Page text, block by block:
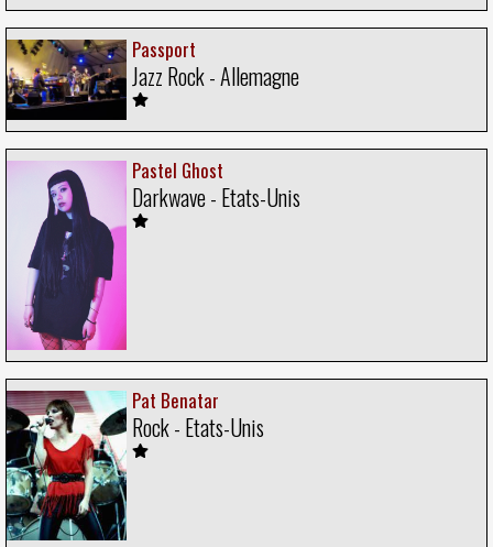
Passport
Jazz Rock - Allemagne
Pastel Ghost
Darkwave - Etats-Unis
Pat Benatar
Rock - Etats-Unis